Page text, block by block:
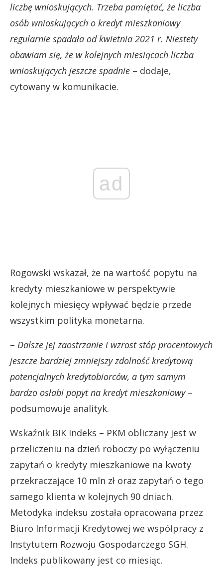
liczbę wnioskujących. Trzeba pamiętać, że liczba
osób wnioskujących o kredyt mieszkaniowy
regularnie spadała od kwietnia 2021 r. Niestety
obawiam się, że w kolejnych miesiącach liczba
wnioskujących jeszcze spadnie – dodaje,
cytowany w komunikacie.
ad
Rogowski wskazał, że na wartość popytu na
kredyty mieszkaniowe w perspektywie
kolejnych miesięcy wpływać będzie przede
wszystkim polityka monetarna.
– Dalsze jej zaostrzanie i wzrost stóp procentowych
jeszcze bardziej zmniejszy zdolność kredytową
potencjalnych kredytobiorców, a tym samym
bardzo osłabi popyt na kredyt mieszkaniowy–
podsumowuje analityk.
Wskaźnik BIK Indeks – PKM obliczany jest w
przeliczeniu na dzień roboczy po wyłączeniu
zapytań o kredyty mieszkaniowe na kwoty
przekraczające 10 mln zł oraz zapytań o tego
samego klienta w kolejnych 90 dniach.
Metodyka indeksu została opracowana przez
Biuro Informacji Kredytowej we współpracy z
Instytutem Rozwoju Gospodarczego SGH.
Indeks publikowany jest co miesiąc.